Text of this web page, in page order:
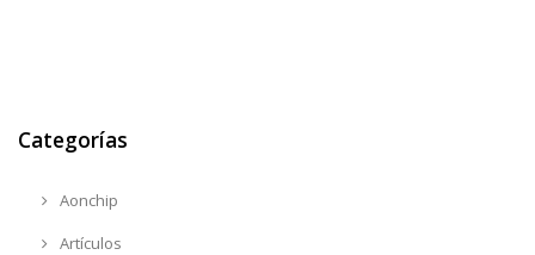
Categorías
Aonchip
Artículos